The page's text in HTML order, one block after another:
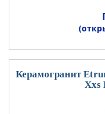
Керамогранит
Xxs